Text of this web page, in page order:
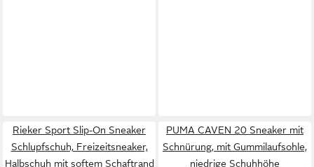
Rieker Sport Slip-On Sneaker
Schlupfschuh, Freizeitsneaker,
Halbschuh mit softem Schaftrand
PUMA CAVEN 20 Sneaker mit
Schnürung, mit Gummilaufsohle,
niedrige Schuhhöhe